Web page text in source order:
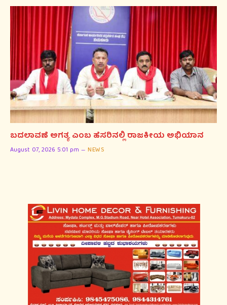
ಬದಲಾವಣೆ ಅಗತ್ಯ ಎಂಬ ಹೆಸರಿನಲ್ಲಿ ರಾಜಕೀಯ ಅಭಿಯಾನ
August 07, 2026 5:01 pm NEWS